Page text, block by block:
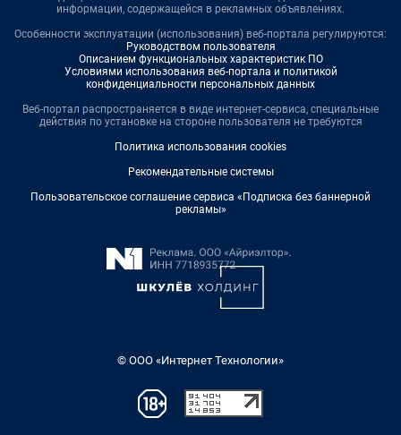
информации, содержащейся в рекламных объявлениях.
Особенности эксплуатации (использования) веб-портала регулируются:
Руководством пользователя
Описанием функциональных характеристик ПО
Условиями использования веб-портала и политикой
конфиденциальности персональных данных
Веб-портал распространяется в виде интернет-сервиса, специальные
действия по установке на стороне пользователя не требуются
Политика использования cookies
Рекомендательные системы
Пользовательское соглашение сервиса «Подписка без баннерной
рекламы»
© ООО «Интернет Технологии»